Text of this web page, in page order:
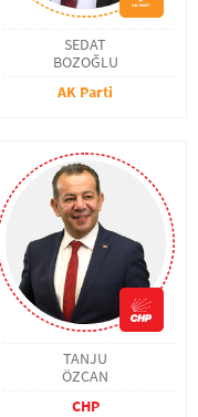
SEDAT
BOZOĞLU
AK Parti
TANJU
ÖZCAN
CHP